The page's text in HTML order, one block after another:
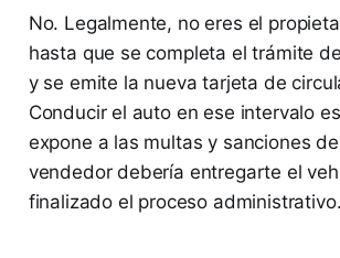
No. Legalmente, no eres el
hasta que se completa el trámite
y se emite la nueva tarjeta de
Conducir el auto en ese intervalo
expone a las multas y sanciones
vendedor debería entregarte el
finalizado el proceso administrativo.